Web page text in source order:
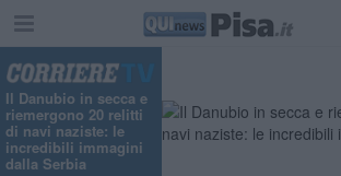
Il Danubio in secca e
riemergono 20 relitti
di navi naziste: le
incredibili immagini
dalla Serbia